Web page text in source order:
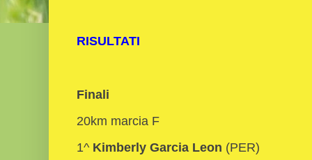
RISULTATI
Finali
20km marcia F
1^ Kimberly Garcia Leon (PER)